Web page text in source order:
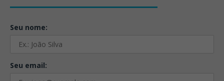
Seu nome:
Seu email: